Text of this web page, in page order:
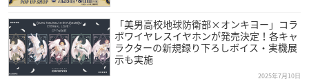
「美男高校地球防衛部×オンキヨー」コラ
ボワイヤレスイヤホンが発売決定！各キャ
ラクターの新規録り下ろしボイス・実機展
示も実施
2025年7月10日